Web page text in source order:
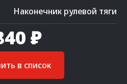
Наконечник рулевой тяги
₽
в список